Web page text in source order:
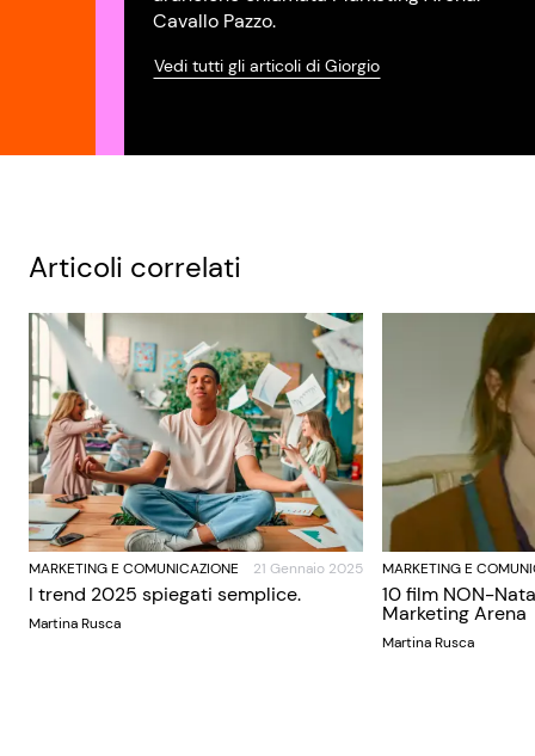
Cavallo Pazzo.
Vedi tutti gli articoli di Giorgio
Articoli correlati
MARKETING E COMUNICAZIONE 21 Gennaio 2025
I trend 2025 spiegati semplice.
Martina Rusca
MARKETING E
10 film NON-
Marketing Arena
Martina Rusca